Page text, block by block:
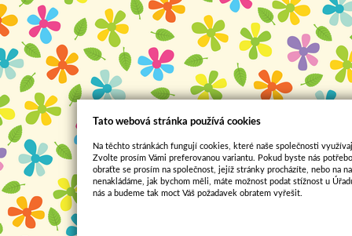
Tato webová stránka používá cookies
Na těchto stránkách fungují cookies, které naše společnosti
Zvolte prosím Vámi preferovanou variantu. Pokud byste nás
obraťte se prosím na společnost, jejíž stránky procházíte, nebo na
nenakládáme, jak bychom měli, máte možnost podat stížnost u
nás a budeme tak moct Váš požadavek obratem vyřešit.